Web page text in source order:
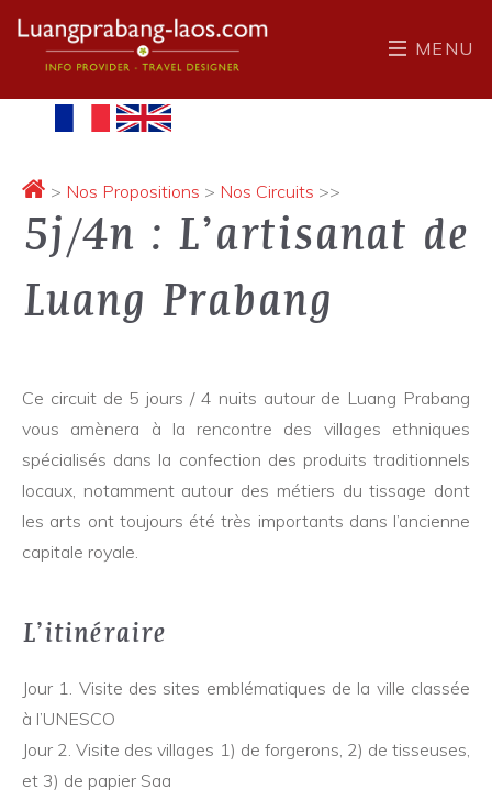
MENU
> Nos Propositions > Nos Circuits >>
5j/4n : L’artisanat de
Luang Prabang
Ce circuit de 5 jours / 4 nuits autour de Luang Prabang
vous amènera à la rencontre des villages ethniques
spécialisés dans la confection des produits traditionnels
locaux, notamment autour des métiers du tissage dont
les arts ont toujours été très importants dans l’ancienne
capitale royale.
L’itinéraire
Jour 1. Visite des sites emblématiques de la ville classée
à l’UNESCO
Jour 2. Visite des villages 1) de forgerons, 2) de tisseuses,
et 3) de papier Saa